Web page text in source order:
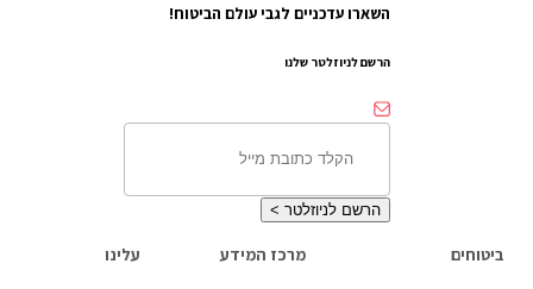
השארו עדכניים לגבי עולם הביטוח!
הרשם לניוזלטר שלנו
הרשם לניוזלטר >
ביטוחים מרכז המידע עלינו